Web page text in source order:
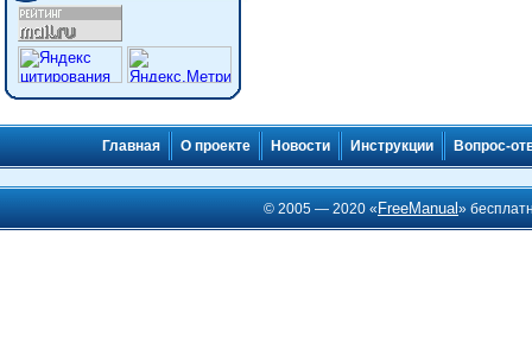
Главная О проекте Новости Инструкции Вопрос-
© 2005 — 2020 « FreeManual»